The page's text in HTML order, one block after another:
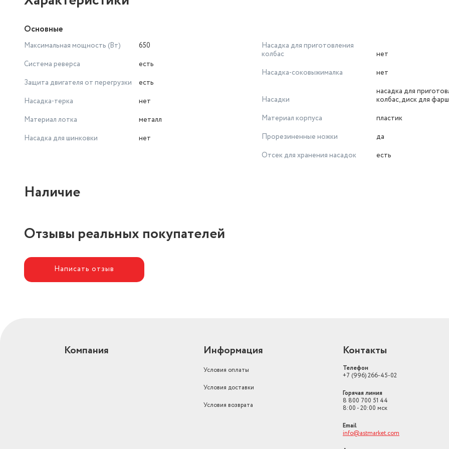
Основные
Максимальная мощность (Вт)
650
Система реверса
есть
Защита двигателя от перегрузки
есть
Насадка-терка
нет
Материал лотка
металл
Насадка для шинковки
нет
Насадка для приготовления
колбас
нет
Насадка-соковыжималка
нет
Насадки
насадка для
колбас, диск для
Материал корпуса
пластик
Прорезиненные ножки
да
Отсек для хранения насадок
есть
Наличие
Отзывы реальных покупателей
Написать отзыв
Компания Информация
Условия оплаты
Условия доставки
Условия возврата
Контакты
Телефон
+7 (996) 266-45-02
Горячая линия
8 800 700 51 44
8:00 - 20:00 мск
Email
info@astmarket.com